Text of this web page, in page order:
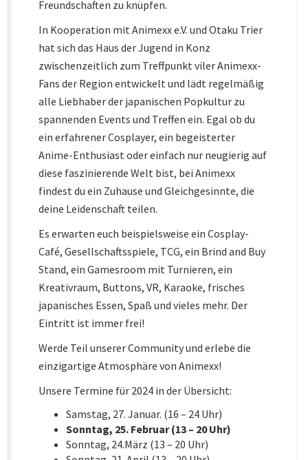
Freundschaften zu knüpfen.
In Kooperation mit Animexx e.V. und Otaku Trier
hat sich das Haus der Jugend in Konz
zwischenzeitlich zum Treffpunkt viler Animexx-
Fans der Region entwickelt und lädt regelmäßig
alle Liebhaber der japanischen Popkultur zu
spannenden Events und Treffen ein. Egal ob du
ein erfahrener Cosplayer, ein begeisterter
Anime-Enthusiast oder einfach nur neugierig auf
diese faszinierende Welt bist, bei Animexx
findest du ein Zuhause und Gleichgesinnte, die
deine Leidenschaft teilen.
Es erwarten euch beispielsweise ein Cosplay-
Café, Gesellschaftsspiele, TCG, ein Brind and Buy
Stand, ein Gamesroom mit Turnieren, ein
Kreativraum, Buttons, VR, Karaoke, frisches
japanisches Essen, Spaß und vieles mehr. Der
Eintritt ist immer frei!
Werde Teil unserer Community und erlebe die
einzigartige Atmosphäre von Animexx!
Unsere Termine für 2024 in der Übersicht:
Samstag, 27. Januar. (16 – 24 Uhr)
Sonntag, 25. Februar (13 – 20 Uhr)
Sonntag, 24.März (13 – 20 Uhr)